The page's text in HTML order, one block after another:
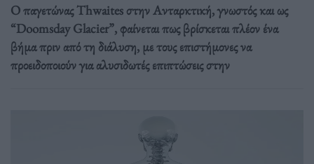
Ο παγετώνας Thwaites στην Ανταρκτική, γνωστός και ως
“Doomsday Glacier”, φαίνεται πως βρίσκεται πλέον ένα
βήμα πριν από τη διάλυση, με τους επιστήμονες να
προειδοποιούν για αλυσιδωτές επιπτώσεις στην